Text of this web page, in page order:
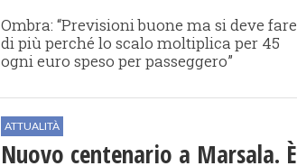
Ombra: “Previsioni buone ma si deve fare
di più perché lo scalo moltiplica per 45
ogni euro speso per passeggero”
ATTUALITÀ
Nuovo centenario a Marsala. È